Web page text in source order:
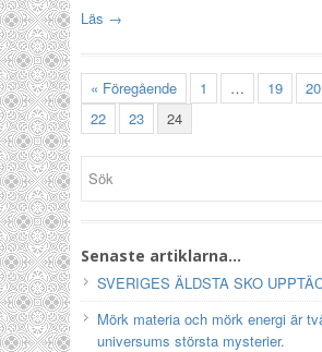
Läs →
« Föregående 1 … 19 20
22
23 24
Senaste artiklarna…
SVERIGES ÄLDSTA SKO
Mörk materia och mörk energi är
universums största mysterier.